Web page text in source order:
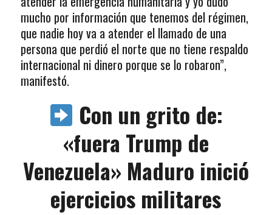
mucho por información que tenemos del régimen,
que nadie hoy va a atender el llamado de una
persona que perdió el norte que no tiene respaldo
internacional ni dinero porque se lo robaron”,
manifestó.
Con un grito de:
«fuera Trump de
Venezuela» Maduro inició
ejercicios militares